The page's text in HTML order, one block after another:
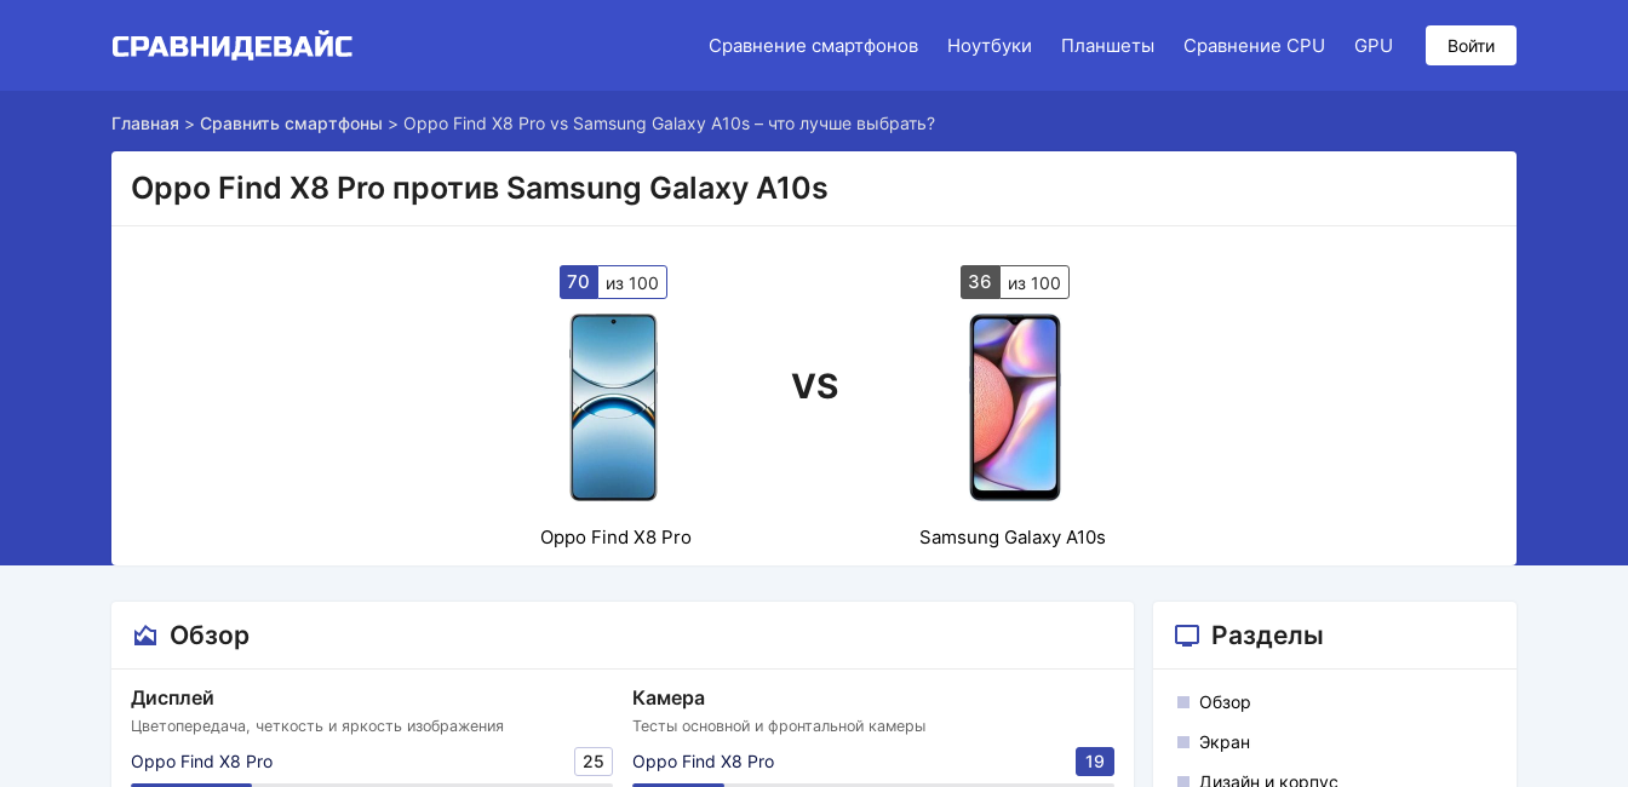
Сравнение смартфонов Ноутбуки Планшеты Сравнение CPU GPU Войти
Главная > Сравнить смартфоны > Oppo Find X8 Pro vs Samsung Galaxy A10s – что лучше выбрать?
Oppo Find X8 Pro против Samsung Galaxy A10s
70 из 100
VS
36 из 100
Oppo Find X8 Pro Samsung Galaxy A10s
Обзор
Дисплей
Цветопередача, четкость и яркость изображения
Oppo Find X8 Pro 25
Камера
Тесты основной и фронтальной камеры
Oppo Find X8 Pro 19
Разделы
Обзор
Экран
Дизайн и корпус